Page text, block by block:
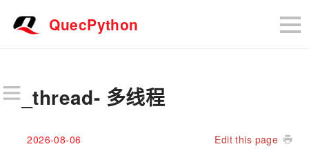
QuecPython
_thread- 多线程
2026-08-06 Edit this page